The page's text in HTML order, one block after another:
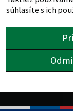
súhlasíte s ich